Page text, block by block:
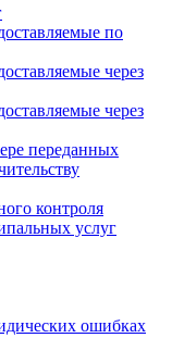
по
через
через
переданных
контроля
услуг
ошибках